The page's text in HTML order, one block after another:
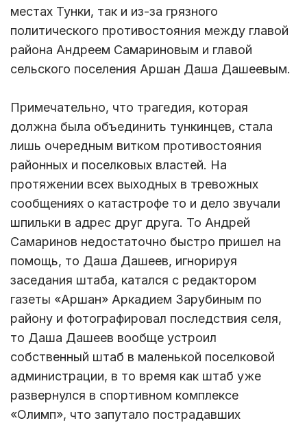
местах Тунки, так и из-за грязного
политического противостояния между главой
района Андреем Самариновым и главой
сельского поселения Аршан Даша Дашеевым.
Примечательно, что трагедия, которая
должна была объединить тункинцев, стала
лишь очередным витком противостояния
районных и поселковых властей. На
протяжении всех выходных в тревожных
сообщениях о катастрофе то и дело звучали
шпильки в адрес друг друга. То Андрей
Самаринов недостаточно быстро пришел на
помощь, то Даша Дашеев, игнорируя
заседания штаба, катался с редактором
газеты «Аршан» Аркадием Зарубиным по
району и фотографировал последствия селя,
то Даша Дашеев вообще устроил
собственный штаб в маленькой поселковой
администрации, в то время как штаб уже
развернулся в спортивном комплексе
«Олимп», что запутало пострадавших